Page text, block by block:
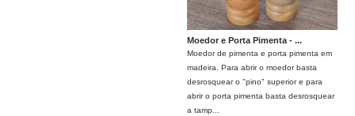
Moedor e Porta Pimenta - ...
Moedor de pimenta e porta pimenta em
madeira. Para abrir o moedor basta
desrosquear o "pino" superior e para
abrir o porta pimenta basta desrosquear
a tamp...